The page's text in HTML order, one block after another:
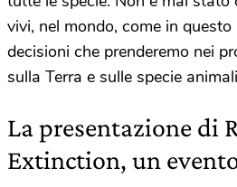
vivi, nel mondo, come in
decisioni che prenderemo nei
sulla Terra e sulle specie
La presentazione di
Extinction, un